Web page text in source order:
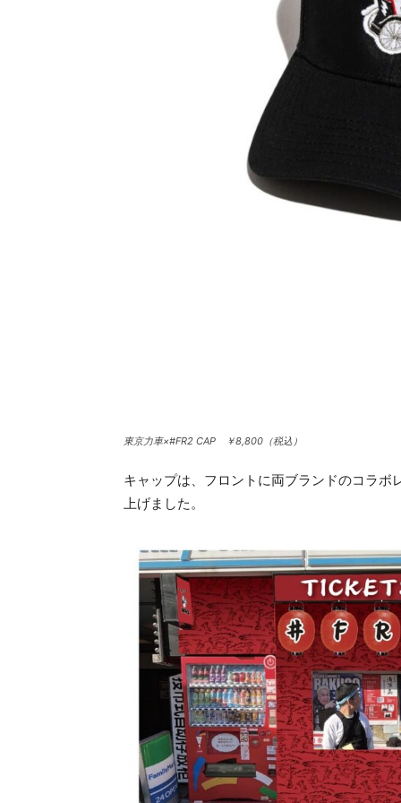
東京力車×#FR2 CAP ￥8,800（税込）
キャップは、フロントに両ブランドのコラ
上げました。